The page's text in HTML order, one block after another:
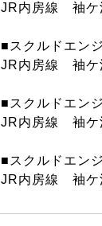
JR内房線 袖
■スクルドエン
JR内房線 袖
■スクルドエン
JR内房線 袖
■スクルドエン
JR内房線 袖